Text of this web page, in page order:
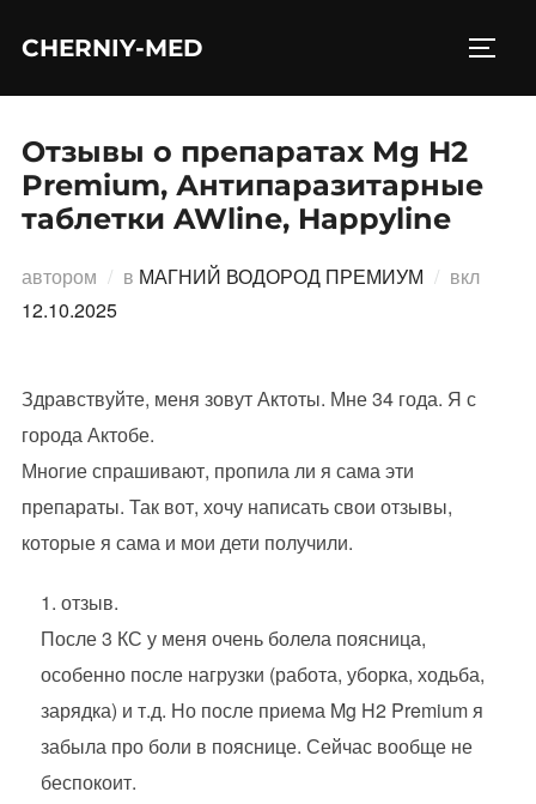
CHERNIY-MED
Отзывы о препаратах Mg H2
Premium, Антипаразитарные
таблетки AWline, Happyline
автором в МАГНИЙ ВОДОРОД ПРЕМИУМ вкл
12.10.2025
Здравствуйте, меня зовут Актоты. Мне 34 года. Я с
города Актобе.
Многие спрашивают, пропила ли я сама эти
препараты. Так вот, хочу написать свои отзывы,
которые я сама и мои дети получили.
отзыв.
После 3 КС у меня очень болела поясница,
особенно после нагрузки (работа, уборка, ходьба,
зарядка) и т.д. Но после приема Mg H2 Premium я
забыла про боли в пояснице. Сейчас вообще не
беспокоит.